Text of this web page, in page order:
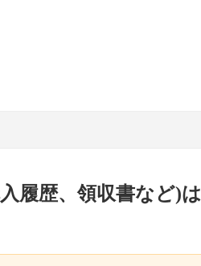
履歴、領収書など)は